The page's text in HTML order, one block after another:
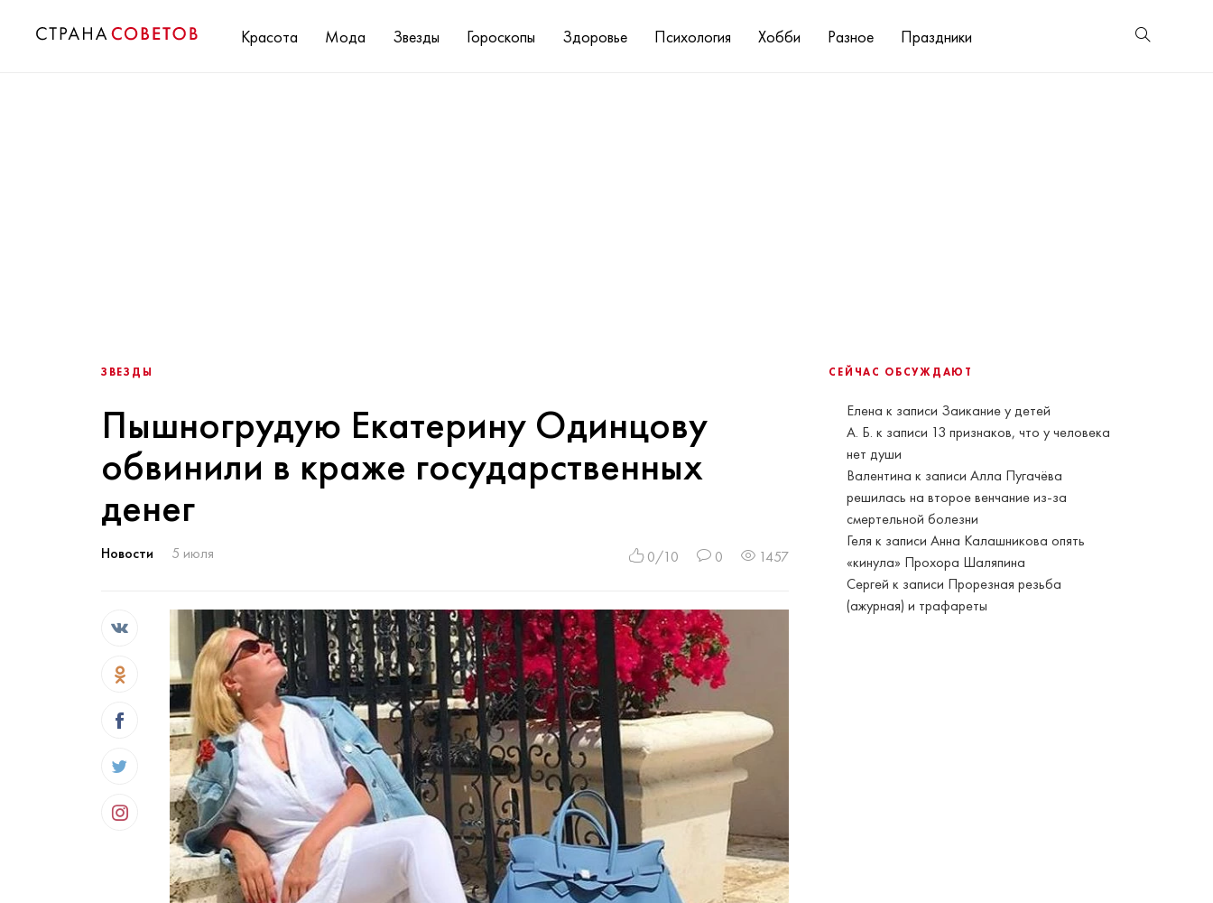
Красота Мода Звезды Гороскопы Здоровье Психология Хобби Разное Праздники
СЕЙЧАС ОБСУЖДАЮТ
Елена к записи Заикание у детей
А. Б. к записи 13 признаков, что у человека
нет души
Валентина к записиАлла Пугачёва
решилась на второе венчание из-за
смертельной болезни
Геля к записиАнна Калашникова опять
«кинула» Прохора Шаляпина
Сергей к записи Прорезная резьба
(ажурная) и трафареты
ЗВЕЗДЫ
Пышногрудую Екатерину Одинцову
обвинили в краже государственных
денег
Новости 5 июля 0/10 0 1457